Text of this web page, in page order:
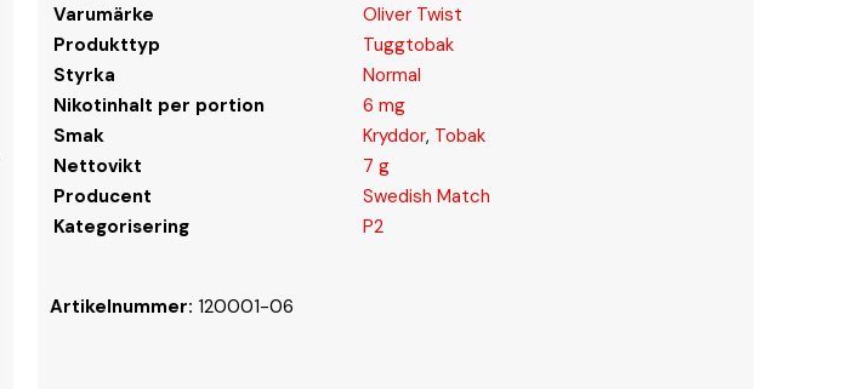
Varumärke
Oliver Twist
Produkttyp
Tuggtobak
Styrka
Normal
Nikotinhalt per portion
6 mg
Smak
Kryddor, Tobak
Nettovikt
7 g
Producent
Swedish Match
Kategorisering
P2
Artikelnummer: 120001-06